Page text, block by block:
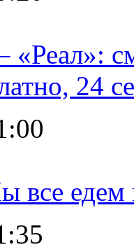
«Реал»:
24
все едем